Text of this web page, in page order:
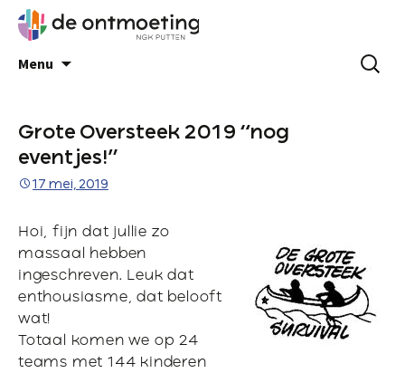
Menu
Grote Oversteek 2019 “nog
eventjes!”
17 mei, 2019
Hoi, fijn dat jullie zo
massaal hebben
ingeschreven. Leuk dat
enthousiasme, dat belooft
wat!
Totaal komen we op 24
teams met 144 kinderen